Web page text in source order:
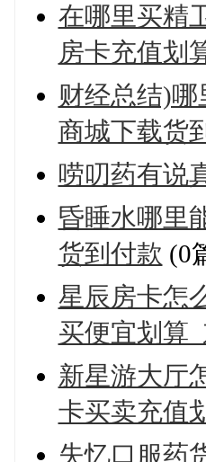
在哪里买精
房卡充值划
财经总结)
商城下载货
唠叨药有说
昏睡水哪里
货到付款 (0
星辰房卡怎
买便宜划算
新星游大厅
卡买卖充值
失忆口服药